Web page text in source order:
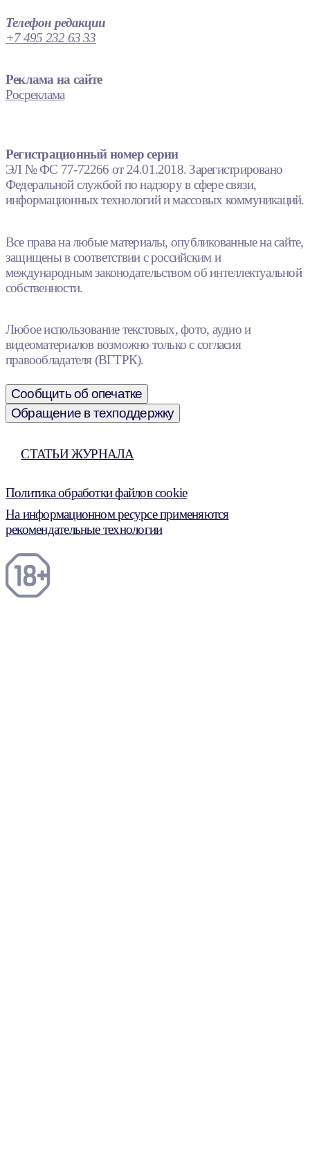
Телефон редакции
+7 495 232 63 33
Реклама на сайте
Росреклама
Регистрационный номер серии
ЭЛ № ФС 77-72266 от 24.01.2018. Зарегистрировано
Федеральной службой по надзору в сфере связи,
информационных технологий и массовых коммуникаций.
Все права на любые материалы, опубликованные на сайте,
защищены в соответствии с российским и
международным законодательством об интеллектуальной
собственности.
Любое использование текстовых, фото, аудио и
видеоматериалов возможно только с согласия
правообладателя (ВГТРК).
Сообщить об опечатке
Обращение в техподдержку
СТАТЬИ ЖУРНАЛА
Политика обработки файлов cookie
На информационном ресурсе применяются
рекомендательные технологии